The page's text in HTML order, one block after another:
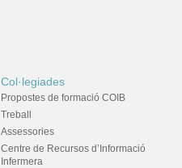
Col·legiades
Propostes de formació COIB
Treball
Assessories
Centre de Recursos d’Informació
Infermera